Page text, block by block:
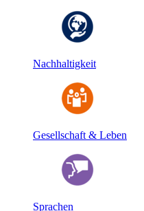
Nachhaltigkeit
Gesellschaft & Leben
Sprachen